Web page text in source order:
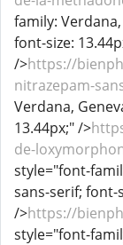
family:
font-size:
/>https://
nitrazepam-
Verdana,
13.44px;" />
de-
style="font-
sans-serif; font-
/>https://
style="font-